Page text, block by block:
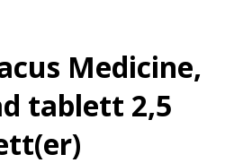
Medicine,
tablett 2,5